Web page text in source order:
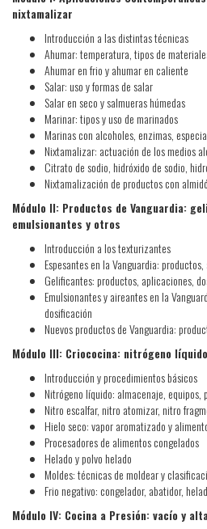
nixtamalizar
Introducción a las distintas técnicas
Ahumar: temperatura, tipos de
Ahumar en frio y ahumar en caliente
Salar: uso y formas de salar
Salar en seco y salmueras húmedas
Marinar: tipos y uso de marinados
Marinas con alcoholes, enzimas,
Nixtamalizar: actuación de los medios
Citrato de sodio, hidróxido de sodio,
Nixtamalización de productos con
Módulo II: Productos de Vanguardia:
emulsionantes y otros
Introducción a los texturizantes
Espesantes en la Vanguardia:
Gelificantes: productos, aplicaciones,
Emulsionantes y aireantes en la
dosificación
Nuevos productos de Vanguardia:
Módulo III: Criococina: nitrógeno
Introducción y procedimientos básicos
Nitrógeno líquido: almacenaje, equipos,
Nitro escalfar, nitro atomizar, nitro
Hielo seco: vapor aromatizado y
Procesadores de alimentos congelados
Helado y polvo helado
Moldes: técnicas de moldear y
Frio negativo: congelador, abatidor,
Módulo IV: Cocina a Presión: vacío y